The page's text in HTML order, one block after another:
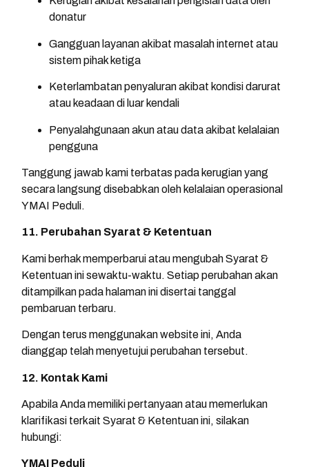
donatur
Gangguan layanan akibat masalah internet atau
sistem pihak ketiga
Keterlambatan penyaluran akibat kondisi darurat
atau keadaan di luar kendali
Penyalahgunaan akun atau data akibat kelalaian
pengguna
Tanggung jawab kami terbatas pada kerugian yang
secara langsung disebabkan oleh kelalaian operasional
YMAI Peduli.
11. Perubahan Syarat & Ketentuan
Kami berhak memperbarui atau mengubah Syarat &
Ketentuan ini sewaktu-waktu. Setiap perubahan akan
ditampilkan pada halaman ini disertai tanggal
pembaruan terbaru.
Dengan terus menggunakan website ini, Anda
dianggap telah menyetujui perubahan tersebut.
12. Kontak Kami
Apabila Anda memiliki pertanyaan atau memerlukan
klarifikasi terkait Syarat & Ketentuan ini, silakan
hubungi:
YMAI Peduli